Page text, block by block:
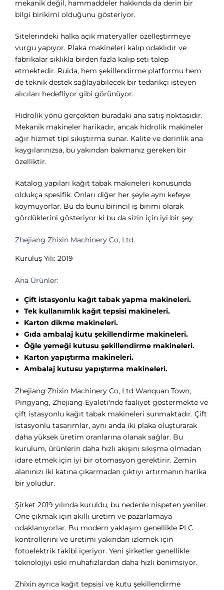
mekanik değil, hammaddeler hakkında da derin bir
bilgi birikimi olduğunu gösteriyor.
Sitelerindeki halka açık materyaller özelleştirmeye
vurgu yapıyor. Plaka makineleri kalıp odaklıdır ve
fabrikalar sıklıkla birden fazla kalıp seti talep
etmektedir. Ruida, hem şekillendirme platformu hem
de teknik destek sağlayabilecek bir tedarikçi isteyen
alıcıları hedefliyor gibi görünüyor.
Hidrolik yönü gerçekten buradaki ana satış noktasıdır.
Mekanik makineler harikadır, ancak hidrolik makineler
ağır hizmet tipi sıkıştırma sunar. Kalite ve derinlik ana
kaygılarınızsa, bu yakından bakmanız gereken bir
özelliktir.
Katalog yapıları kağıt tabak makineleri konusunda
oldukça spesifik. Onları diğer her şeyle aynı kefeye
koymuyorlar. Bu da bunu birincil iş birimi olarak
gördüklerini gösteriyor ki bu da sizin için iyi bir şey.
Zhejiang Zhixin Machinery Co, Ltd.
Kuruluş Yılı: 2019
Ana Ürünler:
Çift istasyonlu kağıt tabak yapma makineleri.
Tek kullanımlık kağıt tepsisi makineleri.
Karton dikme makineleri.
Gıda ambalaj kutu şekillendirme makineleri.
Öğle yemeği kutusu şekillendirme makineleri.
Karton yapıştırma makineleri.
Ambalaj kutusu yapıştırma makineleri.
Zhejiang Zhixin Machinery Co, Ltd Wanquan Town,
Pingyang, Zhejiang Eyaleti'nde faaliyet göstermekte ve
çift istasyonlu kağıt tabak makineleri sunmaktadır. Çift
istasyonlu tasarımlar, aynı anda iki plaka oluşturarak
daha yüksek üretim oranlarına olanak sağlar. Bu
kurulum, ürünlerin daha hızlı akışını sıkışma olmadan
idare etmek için iyi bir otomasyon gerektirir. Zemin
alanınızı iki katına çıkarmadan çıktıyı artırmanın harika
bir yoludur.
Şirket 2019 yılında kuruldu, bu nedenle nispeten yeniler.
Öne çıkmak için akıllı üretim ve pazarlamaya
odaklanıyorlar. Bu modern yaklaşım genellikle PLC
kontrollerini ve üretimi yakından izlemek için
fotoelektrik takibi içeriyor. Yeni şirketler genellikle
teknolojiyi eski muhafızlardan daha hızlı benimsiyor.
Zhixin ayrıca kağıt tepsisi ve kutu şekillendirme